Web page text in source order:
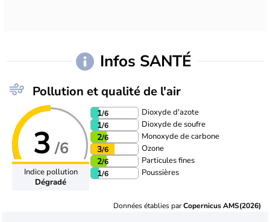
Infos SANTÉ
Pollution et qualité de l'air
3 /6
Indice pollution
Dégradé
1/6 Dioxyde d'azote
1/6 Dioxyde de soufre
2/6 Monoxyde de carbone
3/6 Ozone
2/6 Particules fines
1/6 Poussières
Données établies parCopernicus AMS(2026)